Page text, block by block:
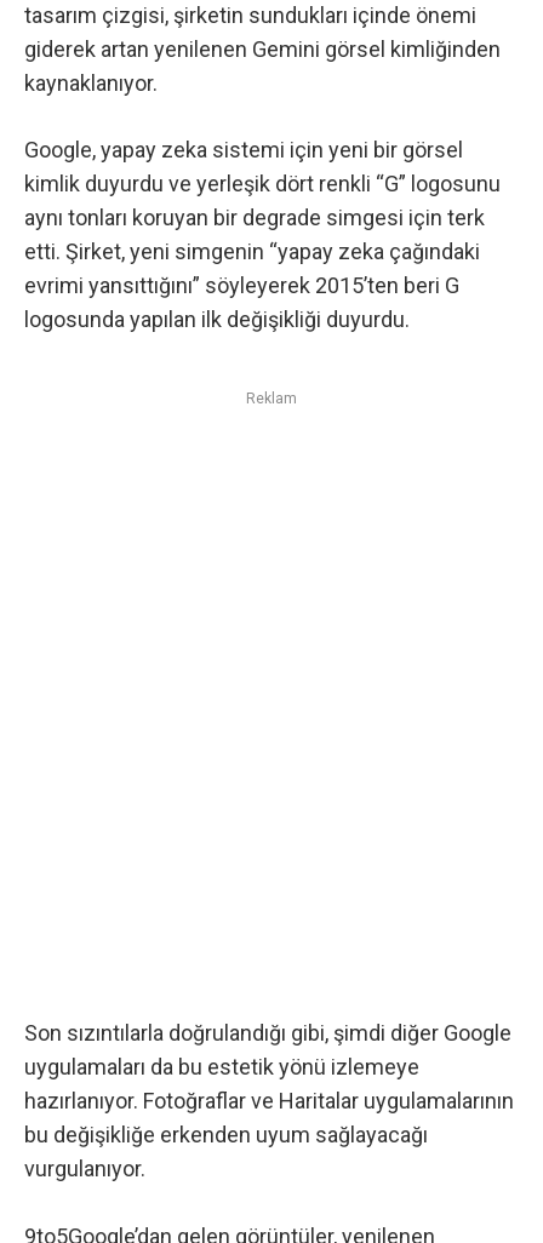
tasarım çizgisi, şirketin sundukları içinde önemi
giderek artan yenilenen Gemini görsel kimliğinden
kaynaklanıyor.
Google, yapay zeka sistemi için yeni bir görsel
kimlik duyurdu ve yerleşik dört renkli “G” logosunu
aynı tonları koruyan bir degrade simgesi için terk
etti. Şirket, yeni simgenin “yapay zeka çağındaki
evrimi yansıttığını” söyleyerek 2015’ten beri G
logosunda yapılan ilk değişikliği duyurdu.
Reklam
Son sızıntılarla doğrulandığı gibi, şimdi diğer Google
uygulamaları da bu estetik yönü izlemeye
hazırlanıyor. Fotoğraflar ve Haritalar uygulamalarının
bu değişikliğe erkenden uyum sağlayacağı
vurgulanıyor.
9to5Google’dan gelen görüntüler, yenilenen